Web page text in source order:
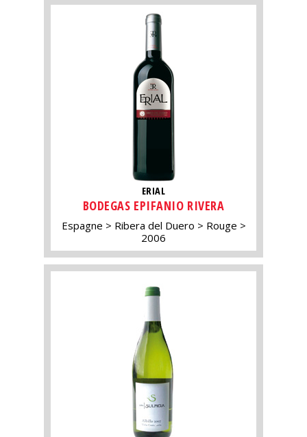
ERIAL
BODEGAS EPIFANIO RIVERA
Espagne Ribera del Duero
Rouge
2006